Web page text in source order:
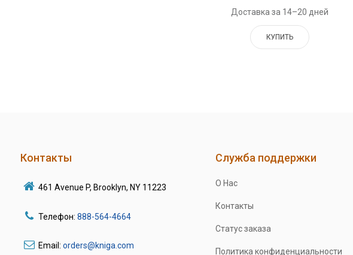
Доставка за 14–20 дней
КУПИТЬ
Контакты
461 Avenue P, Brooklyn, NY 11223
Телефон: 888-564-4664
Email: orders@kniga.com
Служба поддержки
О Нас
Контакты
Статус заказа
Политика конфиденциальности